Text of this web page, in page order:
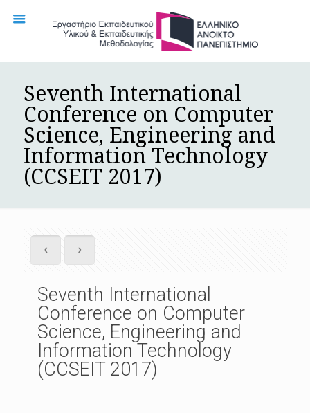
Seventh International
Conference on Computer
Science, Engineering and
Information Technology
(CCSEIT 2017)
Seventh International
Conference on Computer
Science, Engineering and
Information Technology
(CCSEIT 2017)